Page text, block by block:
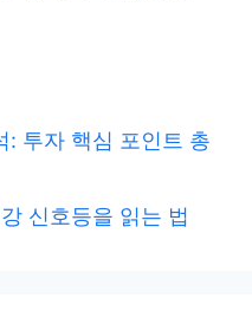
: 투자 핵심 포인트 총
신호등을 읽는 법